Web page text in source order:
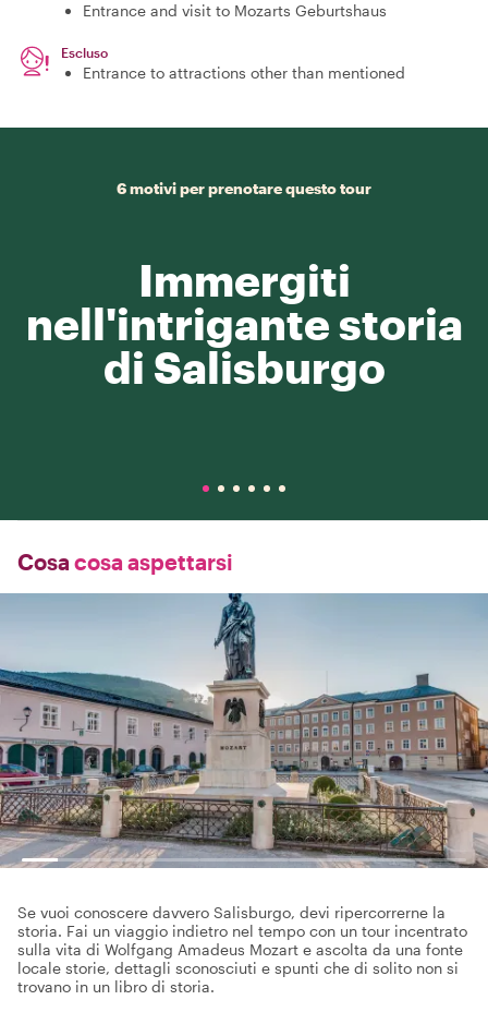
Entrance and visit to Mozarts Geburtshaus
Escluso
Entrance to attractions other than mentioned
6 motivi per prenotare questo tour
Immergiti
nell'intrigante storia
di Salisburgo
Cosa cosa aspettarsi
Se vuoi conoscere davvero Salisburgo, devi ripercorrerne la
storia. Fai un viaggio indietro nel tempo con un tour incentrato
sulla vita di Wolfgang Amadeus Mozart e ascolta da una fonte
locale storie, dettagli sconosciuti e spunti che di solito non si
trovano in un libro di storia.